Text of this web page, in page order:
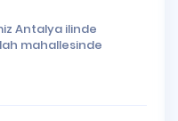
Antalya ilinde
mahallesinde